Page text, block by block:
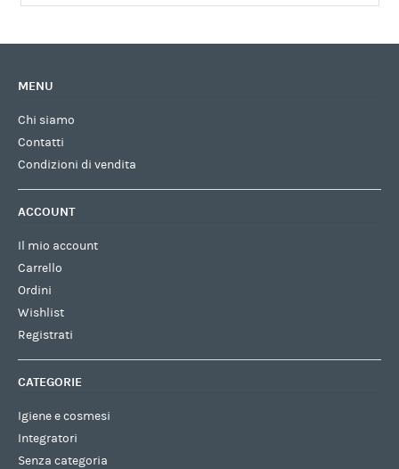
MENU
Chi siamo
Contatti
Condizioni di vendita
ACCOUNT
Il mio account
Carrello
Ordini
Wishlist
Registrati
CATEGORIE
Igiene e cosmesi
Integratori
Senza categoria